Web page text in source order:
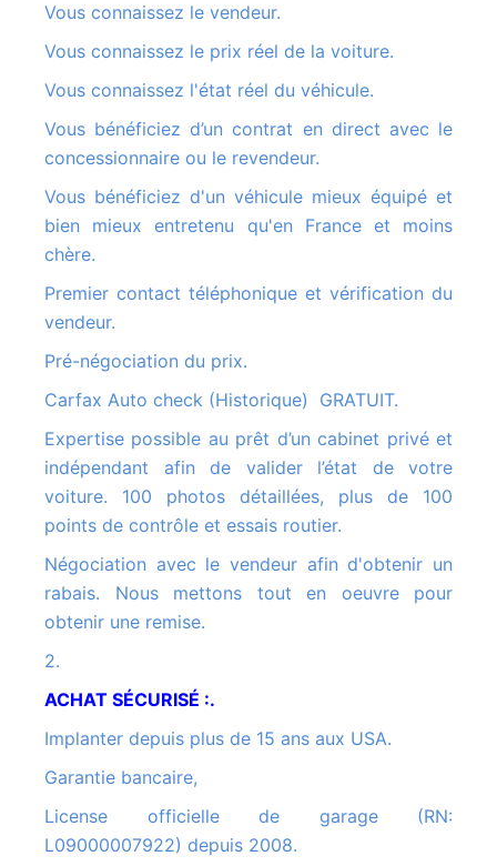
Vous connaissez le vendeur.
Vous connaissez le prix réel de la voiture.
Vous connaissez l'état réel du véhicule.
Vous bénéficiez d’un contrat en direct avec le
concessionnaire ou le revendeur.
Vous bénéficiez d'un véhicule mieux équipé et
bien mieux entretenu qu'en France et moins
chère.
Premier contact téléphonique et vérification du
vendeur.
Pré-négociation du prix.
Carfax Auto check (Historique) GRATUIT.
Expertise possible au prêt d’un cabinet privé et
indépendant afin de valider l’état de votre
voiture. 100 photos détaillées, plus de 100
points de contrôle et essais routier.
Négociation avec le vendeur afin d'obtenir un
rabais. Nous mettons tout en oeuvre pour
obtenir une remise.
2.
ACHAT SÉCURISÉ :.
Implanter depuis plus de 15 ans aux USA.
Garantie bancaire,
License officielle de garage (RN:
L09000007922) depuis 2008.